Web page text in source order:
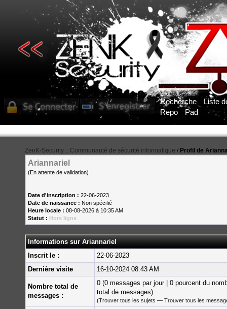
Recherche
Liste
Repo
Pad
ZenK-Security :: Communauté de sécurité informatique / Profil de
Ariannariel
(En attente de validation)
Date d'inscription : 22-06-2023
Date de naissance : Non spécifié
Heure locale : 08-08-2026 à 10:35 AM
Statut : Hors ligne
Informations sur Ariannariel
Inscrit le :
22-06-2023
Dernière visite
16-10-2024 08:43 AM
Nombre total de
messages :
0 (0 messages par jour | 0 pourcent du
total de messages)
(Trouver tous les sujets — Trouver tous les